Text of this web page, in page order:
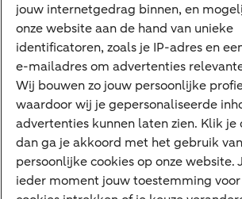
Machtiging
E.dentifier
Deposito
Uw situatie
Maatwerk in beleggen
Vermogensoverdracht
Ondernemen en overdracht
jouw internetgedrag binnen, en
onze website aan de hand van unieke
identificatoren, zoals je IP-adres en
e-mailadres om advertenties
Wij bouwen zo jouw persoonlijke
waardoor wij je gepersonaliseerde
advertenties kunnen laten zien. Klik je
dan ga je akkoord met het gebruik
persoonlijke cookies op onze website.
ieder moment jouw toestemming